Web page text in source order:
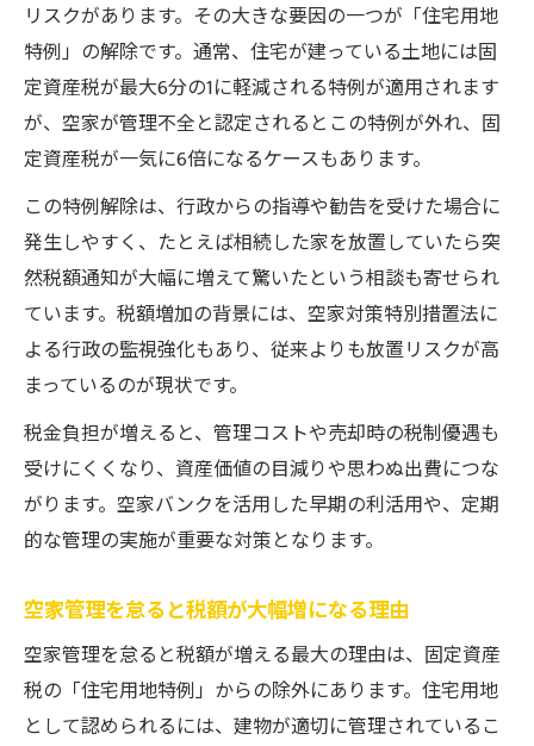
リスクがあります。その大きな要因の一つが「住宅用地
特例」の解除です。通常、住宅が建っている土地には固
定資産税が最大6分の1に軽減される特例が適用されます
が、空家が管理不全と認定されるとこの特例が外れ、固
定資産税が一気に6倍になるケースもあります。
この特例解除は、行政からの指導や勧告を受けた場合に
発生しやすく、たとえば相続した家を放置していたら突
然税額通知が大幅に増えて驚いたという相談も寄せられ
ています。税額増加の背景には、空家対策特別措置法に
よる行政の監視強化もあり、従来よりも放置リスクが高
まっているのが現状です。
税金負担が増えると、管理コストや売却時の税制優遇も
受けにくくなり、資産価値の目減りや思わぬ出費につな
がります。空家バンクを活用した早期の利活用や、定期
的な管理の実施が重要な対策となります。
空家管理を怠ると税額が大幅増になる理由
空家管理を怠ると税額が増える最大の理由は、固定資産
税の「住宅用地特例」からの除外にあります。住宅用地
として認められるには、建物が適切に管理されているこ